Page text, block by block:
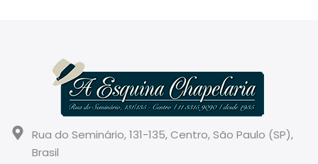
Rua do Seminário, 131-135, Centro, São Paulo (SP),
Brasil